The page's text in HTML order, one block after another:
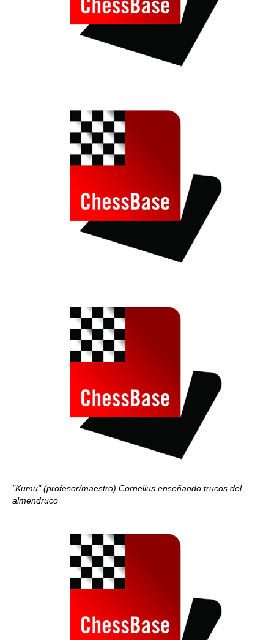
"Kumu" (profesor/maestro) Cornelius enseñando trucos del
almendruco